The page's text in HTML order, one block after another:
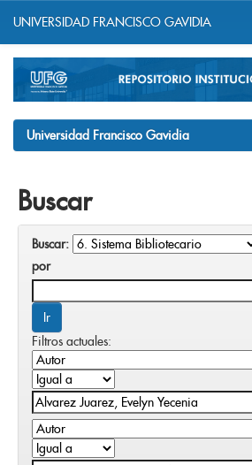
navigation
UNIVERSIDAD FRANCISCO GAVIDIA
Universidad Francisco Gavidia
Buscar
Buscar:
por
Filtros actuales: